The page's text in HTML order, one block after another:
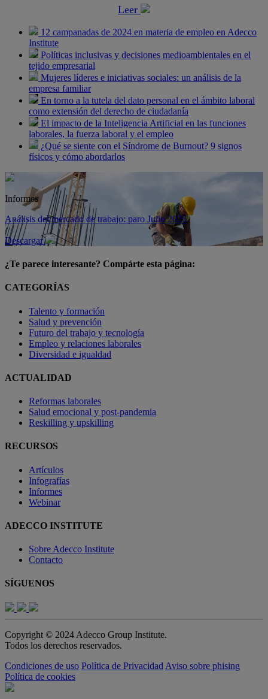
Leer
12 campanadas de 2024 en materia de empleo en Adecco
Institute
Políticas inclusivas y decisiones medioambientales en el
tejido empresarial
Mujeres líderes e iniciativas sociales: un análisis de la
empresa familiar
En torno a la tutela del dato personal en el ámbito laboral
como extensión del derecho de ciudadanía
El impacto de la Inteligencia Artificial en las funciones
laborales, la fuerza laboral y el empleo
¿Qué se siente con el Síndrome de Burnout? 9 signos
físicos y cómo abordarlos
Informes
Análisis del mercado de trabajo: paro Julio 2026
Descargar
¿Te parece interesante? Compárte esta página:
CATEGORÍAS
Talento y formación
Salud y prevención
Futuro del trabajo y tecnología
Empleo y relaciones laborales
Diversidad e igualdad
ACTUALIDAD
Reformas laborales
Salud emocional y post-pandemia
Reskilling y upskilling
RECURSOS
Artículos
Infografías
Informes
Webinar
ADECCO INSTITUTE
Sobre Adecco Institute
Contacto
SÍGUENOS
Copyright © 2024 Adecco Group Institute.
Todos los derechos reservados.
Condiciones de uso Política de Privacidad Aviso sobre phising
Política de cookies